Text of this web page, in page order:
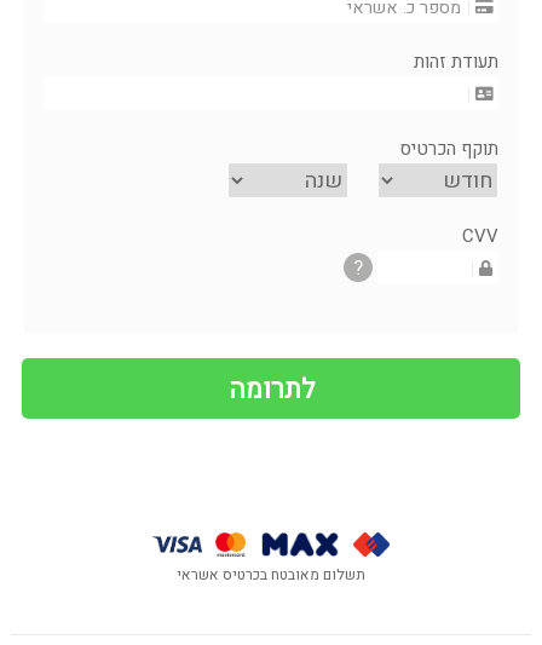
תעודת זהות
תוקף הכרטיס
CVV
?
תשלום מאובטח בכרטיס אשראי